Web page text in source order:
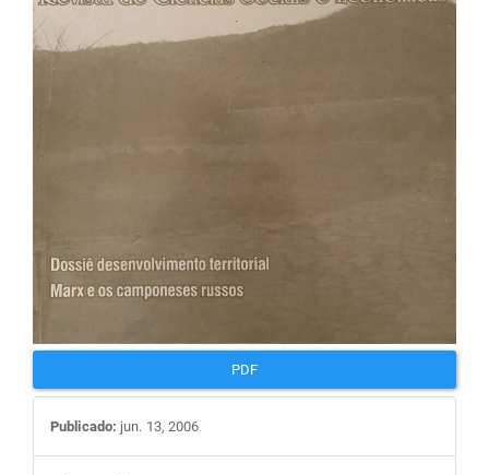
artigos
PDF
Publicado: jun. 13, 2006